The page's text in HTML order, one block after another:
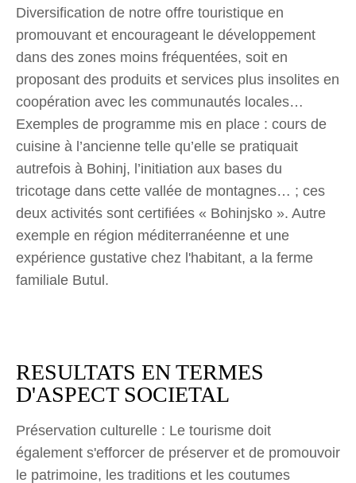
Diversification de notre offre touristique en
promouvant et encourageant le développement
dans des zones moins fréquentées, soit en
proposant des produits et services plus insolites en
coopération avec les communautés locales…
Exemples de programme mis en place : cours de
cuisine à l’ancienne telle qu’elle se pratiquait
autrefois à Bohinj, l’initiation aux bases du
tricotage dans cette vallée de montagnes… ; ces
deux activités sont certifiées « Bohinjsko ». Autre
exemple en région méditerranéenne et une
expérience gustative chez l'habitant, a la ferme
familiale Butul.
RESULTATS EN TERMES
D'ASPECT SOCIETAL
Préservation culturelle : Le tourisme doit
également s'efforcer de préserver et de promouvoir
le patrimoine, les traditions et les coutumes